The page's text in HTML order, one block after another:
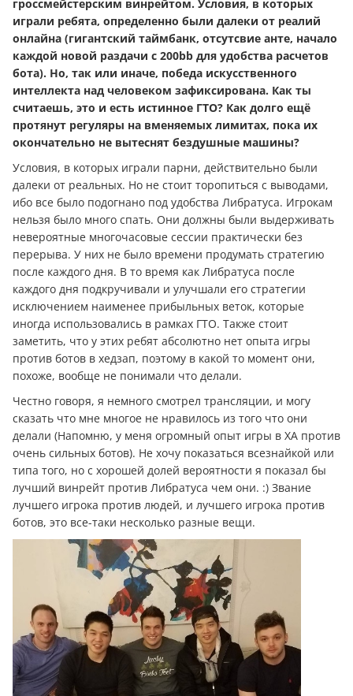
гроссмейстерским винрейтом. Условия, в которых
играли ребята, определенно были далеки от реалий
онлайна (гигантский таймбанк, отсутсвие анте, начало
каждой новой раздачи с 200bb для удобства расчетов
бота). Но, так или иначе, победа искусственного
интеллекта над человеком зафиксирована. Как ты
считаешь, это и есть истинное ГТО? Как долго ещё
протянут регуляры на вменяемых лимитах, пока их
окончательно не вытеснят бездушные машины?
Условия, в которых играли парни, действительно были
далеки от реальных. Но не стоит торопиться с выводами,
ибо все было подогнано под удобства Либратуса. Игрокам
нельзя было много спать. Они должны были выдерживать
невероятные многочасовые сессии практически без
перерыва. У них не было времени продумать стратегию
после каждого дня. В то время как Либратуса после
каждого дня подкручивали и улучшали его стратегии
исключением наименее прибыльных веток, которые
иногда использовались в рамках ГТО. Также стоит
заметить, что у этих ребят абсолютно нет опыта игры
против ботов в хедзап, поэтому в какой то момент они,
похоже, вообще не понимали что делали.
Честно говоря, я немного смотрел трансляции, и могу
сказать что мне многое не нравилось из того что они
делали (Напомню, у меня огромный опыт игры в ХА против
очень сильных ботов). Не хочу показаться всезнайкой или
типа того, но с хорошей долей вероятности я показал бы
лучший винрейт против Либратуса чем они. :) Звание
лучшего игрока против людей, и лучшего игрока против
ботов, это все-таки несколько разные вещи.